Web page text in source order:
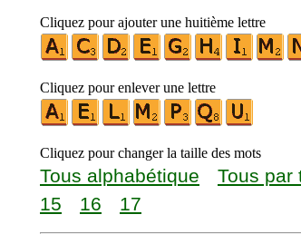
Cliquez pour ajouter une huitième lettre
Cliquez pour enlever une lettre
Cliquez pour changer la taille des mots
Tous alphabétique Tous par
15
16 17